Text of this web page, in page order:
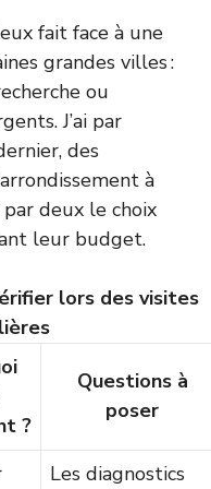
fait face à une
grandes villes :
ou
J’ai par
des
à
deux le choix
leur budget.
lors des visites
?
Questions à
poser
Les diagnostics